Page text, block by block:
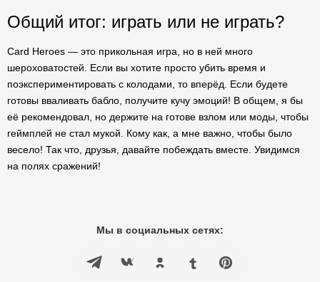
Общий итог: играть или не играть?
Card Heroes — это прикольная игра, но в ней много
шероховатостей. Если вы хотите просто убить время и
поэкспериментировать с колодами, то вперёд. Если будете
готовы вваливать бабло, получите кучу эмоций! В общем, я бы
её рекомендовал, но держите на готове взлом или моды, чтобы
геймплей не стал мукой. Кому как, а мне важно, чтобы было
весело! Так что, друзья, давайте побеждать вместе. Увидимся
на полях сражений!
Мы в социальных сетях: